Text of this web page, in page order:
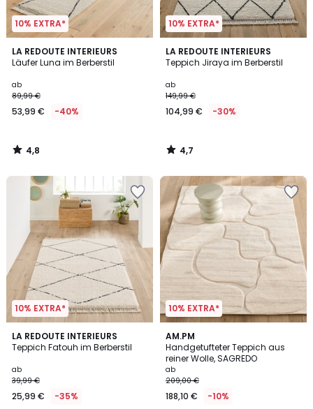
10% EXTRA*
LA REDOUTE INTERIEURS
Läufer Luna im Berberstil
ab
89,99 €
53,99 € -40%
4,8
/ 5
4,8
/
10% EXTRA*
LA REDOUTE INTERIEURS
Teppich Jiraya im Berberstil
ab
149,99 €
104,99 € -30%
4,7
/ 5
4,7
/
10% EXTRA*
LA REDOUTE INTERIEURS
Teppich Fatouh im Berberstil
ab
39,99 €
25,99 € -35%
4,5
/ 5
10% EXTRA*
AM.PM
Handgetufteter Teppich aus
reiner Wolle, SAGREDO
ab
209,00 €
188,10 € -10%
4
/
5